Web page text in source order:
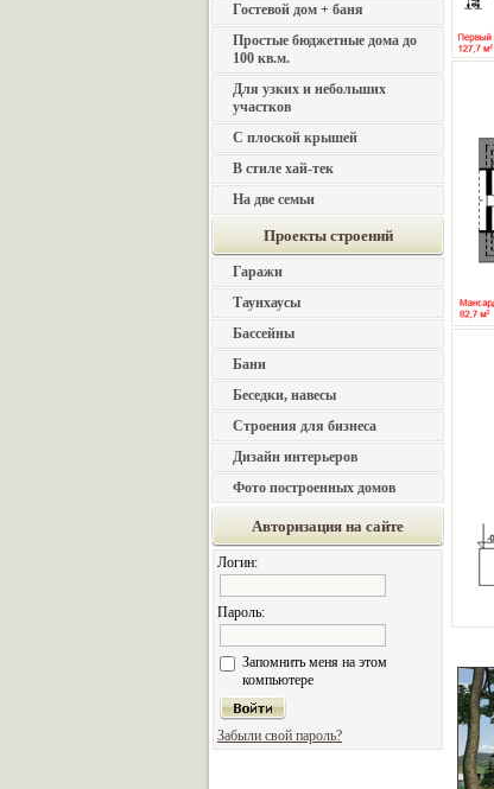
Гостевой дом + баня
Простые бюджетные дома до
100 кв.м.
Для узких и небольших
участков
С плоской крышей
В стиле хай-тек
На две семьи
Проекты строений
Гаражи
Таунхаусы
Бассейны
Бани
Беседки, навесы
Строения для бизнеса
Дизайн интерьеров
Фото построенных домов
Авторизация на сайте
Логин:
Пароль:
Запомнить меня на этом
компьютере
Забыли свой пароль?